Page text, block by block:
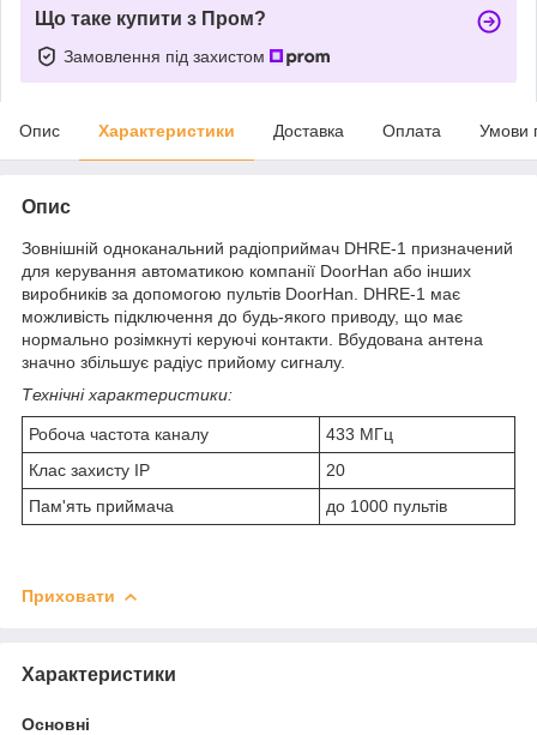
Що таке купити з Пром?
Замовлення під захистом
Опис Характеристики Доставка Оплата Умови
Опис
Зовнішній одноканальний радіоприймач DHRE-1 призначений
для керування автоматикою компанії DoorHan або інших
виробників за допомогою пультів DoorHan. DHRE-1 має
можливість підключення до будь-якого приводу, що має
нормально розімкнуті керуючі контакти. Вбудована антена
значно збільшує радіус прийому сигналу.
Технічні характеристики:
Робоча частота каналу
433 МГц
Клас захисту IP
20
Пам'ять приймача
до 1000 пультів
Приховати
Характеристики
Основні